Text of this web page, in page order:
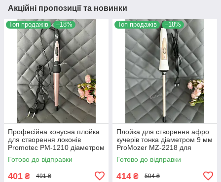
Акційні пропозиції та новинки
Топ продажів –18%
Професійна конусна плойка
для створення локонів
Promotec PM-1210 діаметром
13-25 мм потужністю 25 Вт
Готово до відправки
401 ₴ 491 ₴
Топ продажів –18%
Плойка для створення афро
кучерів тонка діаметром 9 мм
ProMozer MZ-2218 для
завивання волосся
Готово до відправки
414 ₴ 504 ₴